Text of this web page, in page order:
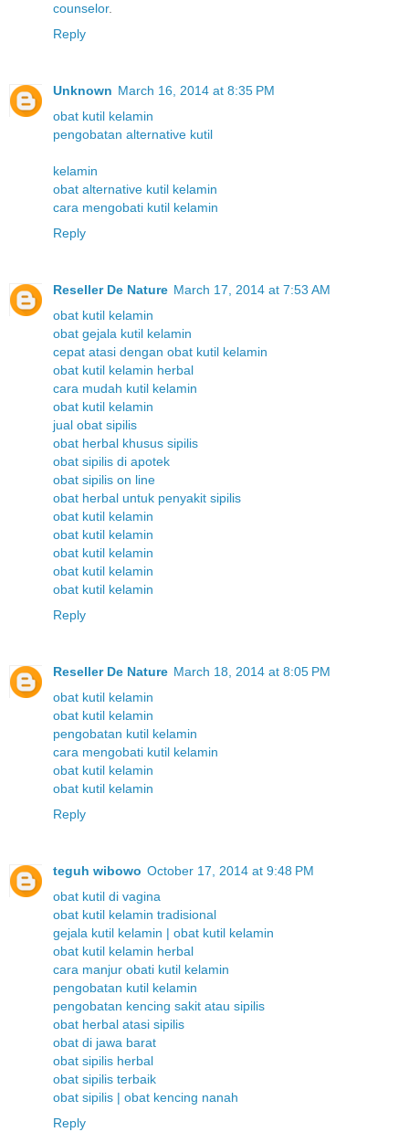
counselor.
Reply
Unknown March 16, 2014 at 8:35 PM
obat kutil kelamin
pengobatan alternative kutil
kelamin
obat alternative kutil kelamin
cara mengobati kutil kelamin
Reply
Reseller De Nature March 17, 2014 at 7:53 AM
obat kutil kelamin
obat gejala kutil kelamin
cepat atasi dengan obat kutil kelamin
obat kutil kelamin herbal
cara mudah kutil kelamin
obat kutil kelamin
jual obat sipilis
obat herbal khusus sipilis
obat sipilis di apotek
obat sipilis on line
obat herbal untuk penyakit sipilis
obat kutil kelamin
obat kutil kelamin
obat kutil kelamin
obat kutil kelamin
obat kutil kelamin
Reply
Reseller De Nature March 18, 2014 at 8:05 PM
obat kutil kelamin
obat kutil kelamin
pengobatan kutil kelamin
cara mengobati kutil kelamin
obat kutil kelamin
obat kutil kelamin
Reply
teguh wibowo October 17, 2014 at 9:48 PM
obat kutil di vagina
obat kutil kelamin tradisional
gejala kutil kelamin | obat kutil kelamin
obat kutil kelamin herbal
cara manjur obati kutil kelamin
pengobatan kutil kelamin
pengobatan kencing sakit atau sipilis
obat herbal atasi sipilis
obat di jawa barat
obat sipilis herbal
obat sipilis terbaik
obat sipilis | obat kencing nanah
Reply